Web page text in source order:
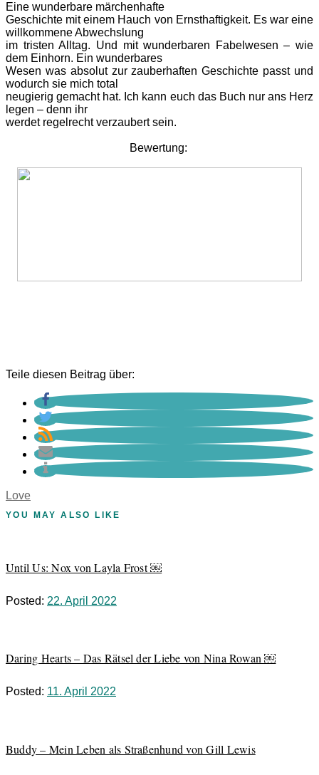
Eine wunderbare märchenhafte
Geschichte mit einem Hauch von Ernsthaftigkeit. Es war eine
willkommene Abwechslung
im tristen Alltag. Und mit wunderbaren Fabelwesen – wie
dem Einhorn. Ein wunderbares
Wesen was absolut zur zauberhaften Geschichte passt und
wodurch sie mich total
neugierig gemacht hat. Ich kann euch das Buch nur ans Herz
legen – denn ihr
werdet regelrecht verzaubert sein.
Bewertung:
Teile diesen Beitrag über:
Love
YOU MAY ALSO LIKE
Until Us: Nox von Layla Frost ￼
Posted: 22. April 2022
Daring Hearts – Das Rätsel der Liebe von Nina Rowan ￼
Posted: 11. April 2022
Buddy – Mein Leben als Straßenhund von Gill Lewis